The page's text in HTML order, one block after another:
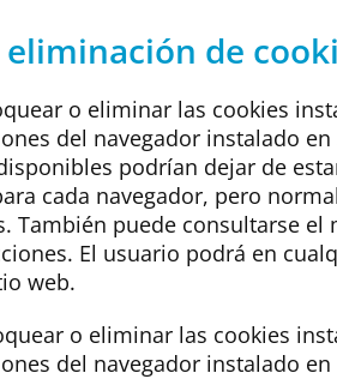
de
o eliminar las cookies
del navegador instalado
podrían dejar de
cada navegador, pero
También puede consultarse
El usuario podrá en
web.
o eliminar las cookies
del navegador instalado